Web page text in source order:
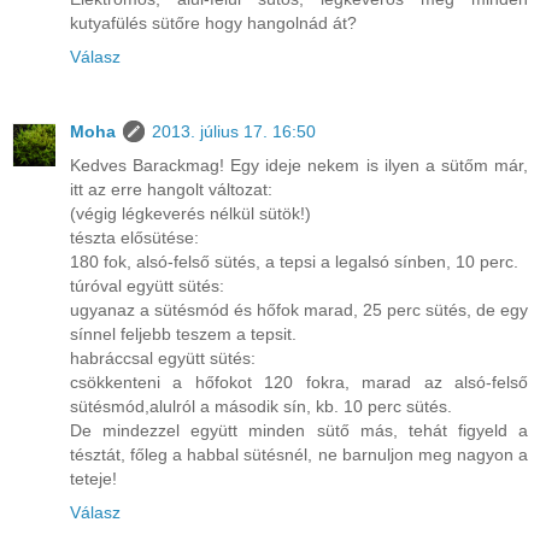
kutyafülés sütőre hogy hangolnád át?
Válasz
Moha
2013. július 17. 16:50
Kedves Barackmag! Egy ideje nekem is ilyen a sütőm már,
itt az erre hangolt változat:
(végig légkeverés nélkül sütök!)
tészta elősütése:
180 fok, alsó-felső sütés, a tepsi a legalsó sínben, 10 perc.
túróval együtt sütés:
ugyanaz a sütésmód és hőfok marad, 25 perc sütés, de egy
sínnel feljebb teszem a tepsit.
habráccsal együtt sütés:
csökkenteni a hőfokot 120 fokra, marad az alsó-felső
sütésmód,alulról a második sín, kb. 10 perc sütés.
De mindezzel együtt minden sütő más, tehát figyeld a
tésztát, főleg a habbal sütésnél, ne barnuljon meg nagyon a
teteje!
Válasz